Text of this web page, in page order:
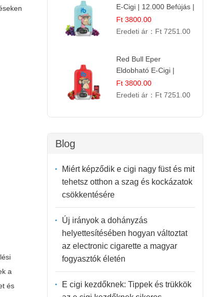
a
és
E-Cigi | 12.000 Befújás |
Friss Gyümölcs Íz
Ft 3800.00
Eredeti ár： Ft 7251.00
Red Bull Eper
Eldobható E-Cigi |
Energiaital Íz | Készülék
Használat
Ft 3800.00
Eredeti ár： Ft 7251.00
Blog
Miért képződik e cigi nagy füst és mit
tehetsz otthon a szag és kockázatok
csökkentésére
Új irányok a dohányzás
helyettesítésében hogyan változtat
az electronic cigarette a magyar
fogyasztók életén
E cigi kezdőknek: Tippek és trükkök